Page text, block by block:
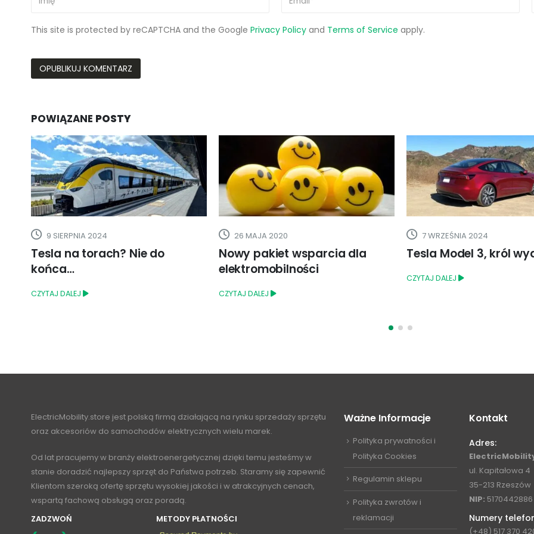
This site is protected by reCAPTCHA and the Google Privacy Policy and Terms of Service apply.
POWIĄZANE POSTY
26 MAJA 2020
Nowy pakiet wsparcia dla
elektromobilności
CZYTAJ DALEJ
7 WRZEŚNIA 2024
Tesla Model 3, król wydajności
26 MAJA 2025
Polska na końcu
ElectricMobility.store jest polską firmą działającą na rynku sprzedaży sprzętu
oraz akcesoriów do samochodów elektrycznych wielu marek.
Od lat pracujemy w branży elektroenergetycznej dzięki temu jesteśmy w
stanie doradzić najlepszy sprzęt do Państwa potrzeb. Staramy się zapewnić
Klientom szeroką ofertę sprzętu wysokiej jakości i w atrakcyjnych cenach,
wspartą fachową obsługą oraz poradą.
ZADZWOŃ
METODY PŁATNOŚCI
Ważne Informacje
Polityka prywatności i
Polityka Cookies
Regulamin sklepu
Polityka zwrotów i
reklamacji
Kontakt
Adres:
ul. Kapitałowa 4
35-213 Rzeszów
NIP: 5170442886
Numery
(+48) 517 370